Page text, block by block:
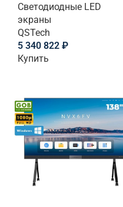
Светодиодные LED
экраны
QSTech
5 340 822 ₽
Купить